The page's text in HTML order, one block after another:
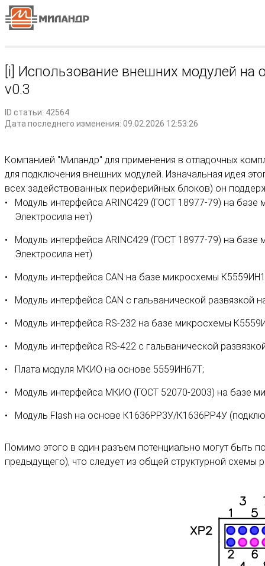
[i] Использование внешних модулей на
v0.3
ID статьи: 42564
Дата последнего изменения: 09.02.2026 12:53:26
Компанией "Миландр" для применения в отладочных
для подключения внешних модулей. Изначальная идея
всех задействованных периферийных блоков) он
Модуль интерфейса ARINC429 (ГОСТ 18977-79) на
Электросила нет)
Модуль интерфейса ARINC429 (ГОСТ 18977-79) на базе
Электросила нет)
Модуль интерфейса CAN на базе микросхемы
Модуль интерфейса CAN с гальванической развязкой
Модуль интерфейса RS-232 на базе микросхемы
Модуль интерфейса RS-422 с гальванической
Плата модуля МКИО на основе 5559ИН67Т;
Модуль интерфейса МКИО (ГОСТ 52070-2003) на базе
Модуль Flash на основе К1636РР3У/К1636РР4У
Помимо этого в один разъем потенциально могут быть
предыдущего), что следует из общей структурной схемы